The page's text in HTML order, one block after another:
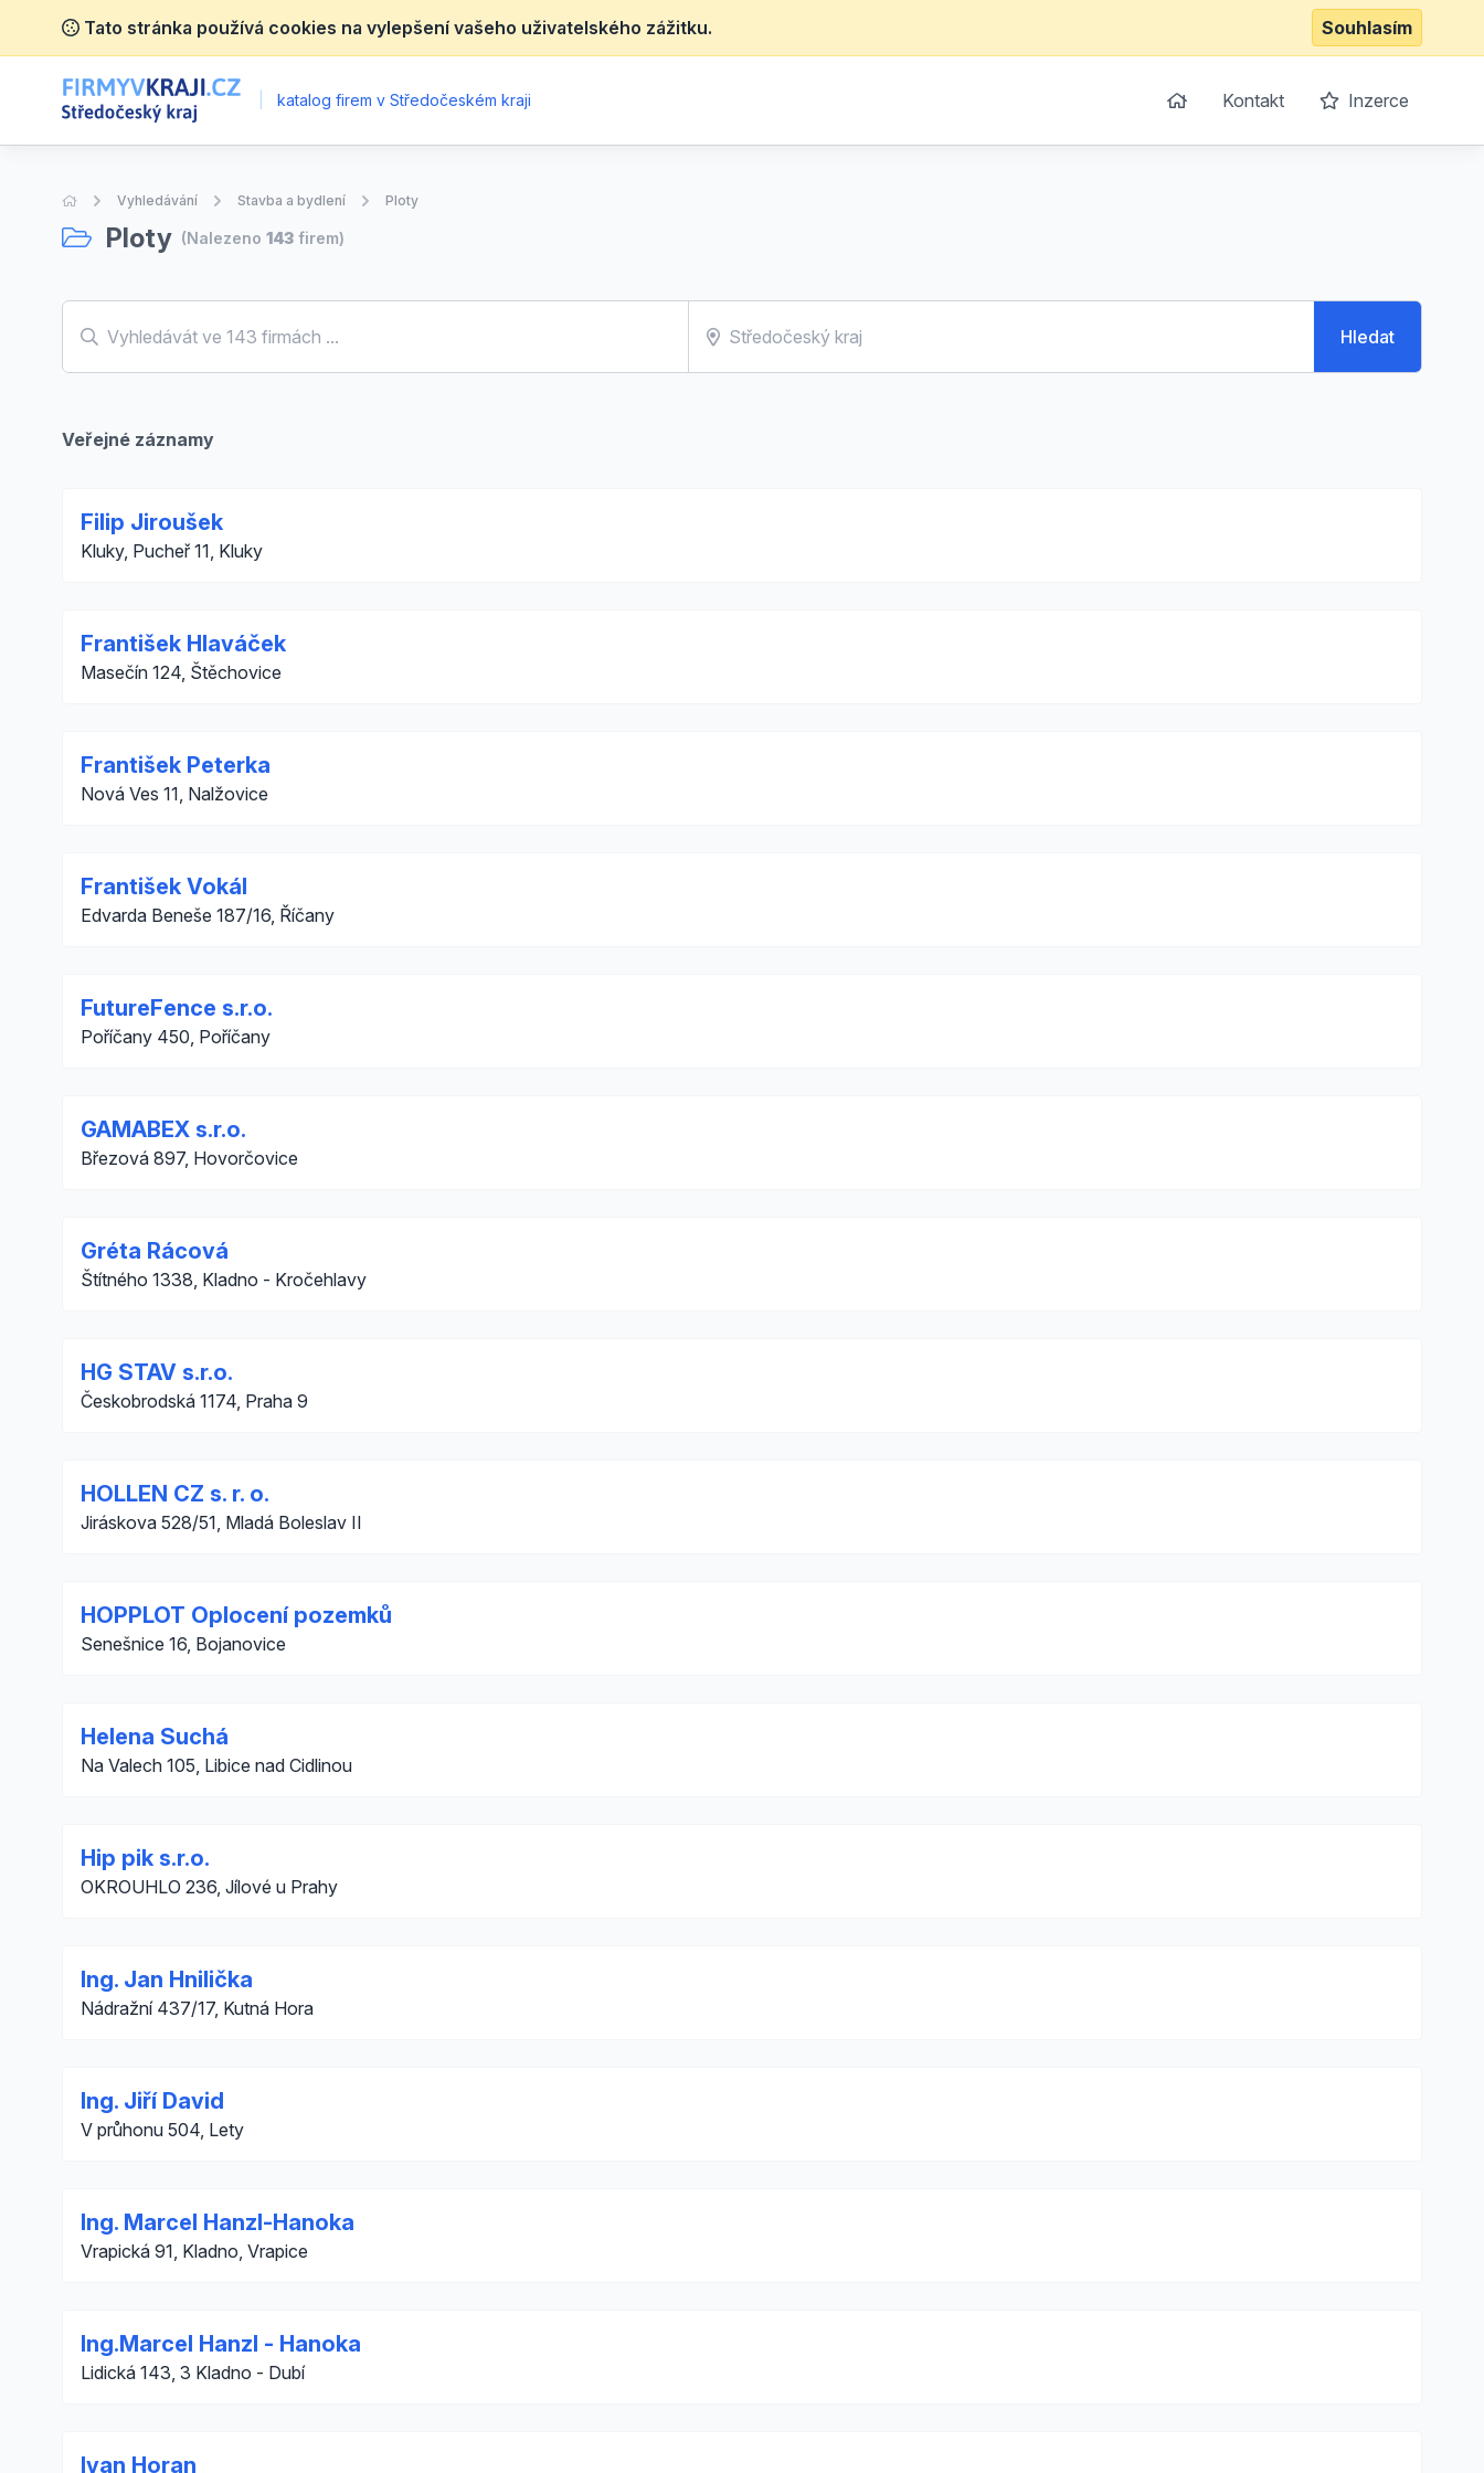
Tato stránka používá cookies na vylepšení vašeho uživatelského zážitku. Souhlasím
katalog firem v Středočeském kraji Kontakt Inzerce
Úvodní stránka
Vyhledávání Stavba a bydlení Ploty
Ploty (Nalezeno 143 firem)
Hledat
Veřejné záznamy
Filip Jiroušek
Kluky, Pucheř 11, Kluky
František Hlaváček
Masečín 124, Štěchovice
František Peterka
Nová Ves 11, Nalžovice
František Vokál
Edvarda Beneše 187/16, Říčany
FutureFence s.r.o.
Poříčany 450, Poříčany
GAMABEX s.r.o.
Březová 897, Hovorčovice
Gréta Rácová
Štítného 1338, Kladno - Kročehlavy
HG STAV s.r.o.
Českobrodská 1174, Praha 9
HOLLEN CZ s. r. o.
Jiráskova 528/51, Mladá Boleslav II
HOPPLOT Oplocení pozemků
Senešnice 16, Bojanovice
Helena Suchá
Na Valech 105, Libice nad Cidlinou
Hip pik s.r.o.
OKROUHLO 236, Jílové u Prahy
Ing. Jan Hnilička
Nádražní 437/17, Kutná Hora
Ing. Jiří David
V průhonu 504, Lety
Ing. Marcel Hanzl-Hanoka
Vrapická 91, Kladno, Vrapice
Ing.Marcel Hanzl - Hanoka
Lidická 143, 3 Kladno - Dubí
Ivan Horan